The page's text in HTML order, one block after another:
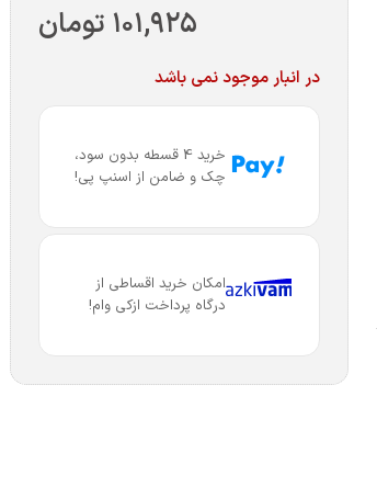
۱۰۱,۹۲۵ تومان
در انبار موجود نمی باشد
خرید 4 قسطه بدون سود،
چک و ضامن از اسنپ پی!
امکان خرید اقساطی از
درگاه پرداخت ازکی وام!